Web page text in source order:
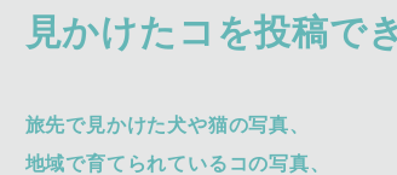
見かけたコを投稿で
旅先で見かけた犬や猫の写真、
地域で育てられているコの写真、